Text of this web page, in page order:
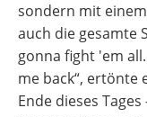
sondern mit
auch die gesamte
gonna fight 'em
me back“, ertönte
Ende dieses